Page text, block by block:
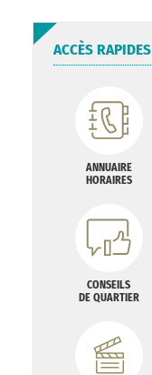
ACCÈS RAPIDES
ANNUAIRE
HORAIRES
CONSEILS
DE QUARTIER